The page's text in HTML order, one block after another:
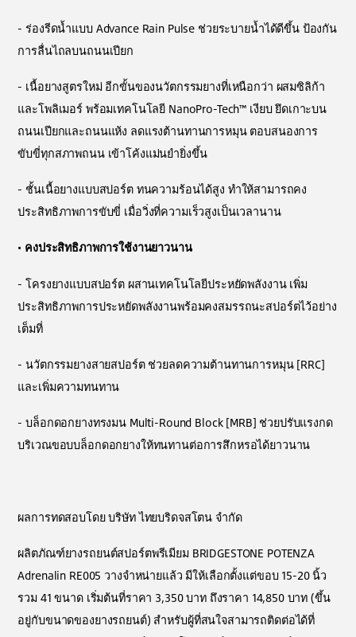
- ร่องรีดน้ำแบบ Advance Rain Pulse ช่วยระบายน้ำได้ดีขึ้น ป้องกัน
การลื่นไถลบนถนนเปียก
- เนื้อยางสูตรใหม่ อีกขั้นของนวัตกรรมยางที่เหนือกว่า ผสมซิลิก้า
และโพลิเมอร์ พร้อมเทคโนโลยี NanoPro-Tech™ เงียบ ยึดเกาะบน
ถนนเปียกและถนนแห้ง ลดแรงต้านทานการหมุน ตอบสนองการ
ขับขี่ทุกสภาพถนน เข้าโค้งแม่นยำยิ่งขึ้น
- ชั้นเนื้อยางแบบสปอร์ต ทนความร้อนได้สูง ทำให้สามารถคง
ประสิทธิภาพการขับขี่ เมื่อวิ่งที่ความเร็วสูงเป็นเวลานาน
• คงประสิทธิภาพการใช้งานยาวนาน
- โครงยางแบบสปอร์ต ผสานเทคโนโลยีประหยัดพลังงาน เพิ่ม
ประสิทธิภาพการประหยัดพลังงานพร้อมคงสมรรถนะสปอร์ตไว้อย่าง
เต็มที่
- นวัตกรรมยางสายสปอร์ต ช่วยลดความต้านทานการหมุน [RRC]
และเพิ่มความทนทาน
- บล็อกดอกยางทรงมน Multi-Round Block [MRB] ช่วยปรับแรงกด
บริเวณขอบบล็อกดอกยางให้ทนทานต่อการสึกหรอได้ยาวนาน
ผลการทดสอบโดย บริษัท ไทยบริดจสโตน จำกัด
ผลิตภัณฑ์ยางรถยนต์สปอร์ตพรีเมียม BRIDGESTONE POTENZA
Adrenalin RE005 วางจำหน่ายแล้ว มีให้เลือกตั้งแต่ขอบ 15-20 นิ้ว
รวม 41 ขนาด เริ่มต้นที่ราคา 3,350 บาท ถึงราคา 14,850 บาท (ขึ้น
อยู่กับขนาดของยางรถยนต์) สำหรับผู้ที่สนใจสามารถติดต่อได้ที่